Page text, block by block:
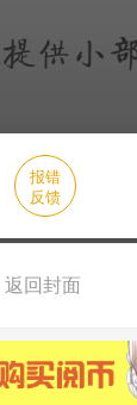
报错
反馈
返回封面